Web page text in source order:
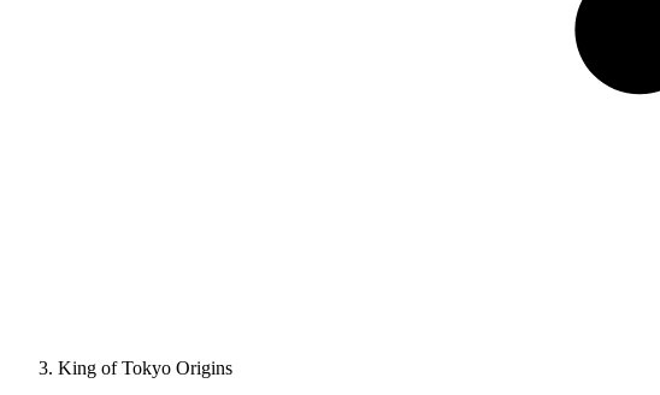
King of Tokyo Origins